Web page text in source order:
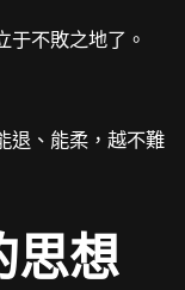
于不敗之地了。
退、能柔，越不難
思想